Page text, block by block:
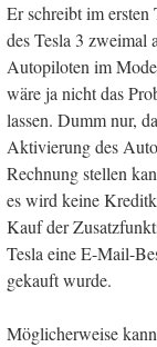
Er schreibt im ersten
des Tesla 3 zweimal
Autopiloten im
wäre ja nicht das
lassen. Dumm nur,
Aktivierung des
Rechnung stellen
es wird keine
Kauf der
Tesla eine E-Mail-
gekauft wurde.
Möglicherweise